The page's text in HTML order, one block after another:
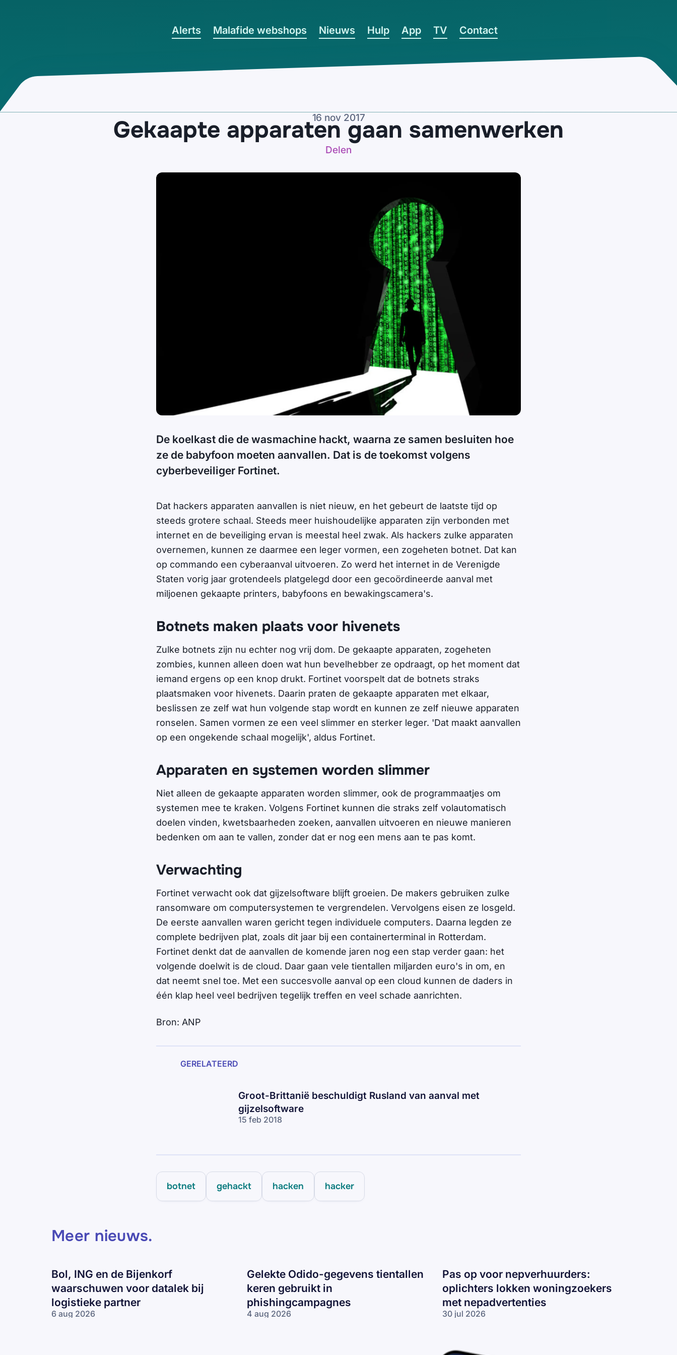
Alerts Malafide webshops Nieuws Hulp App TV Contact
16 nov 2017
Gekaapte apparaten gaan samenwerken
Delen
De koelkast die de wasmachine hackt, waarna ze samen besluiten hoe
ze de babyfoon moeten aanvallen. Dat is de toekomst volgens
cyberbeveiliger Fortinet.
Dat hackers apparaten aanvallen is niet nieuw, en het gebeurt de laatste tijd op
steeds grotere schaal. Steeds meer huishoudelijke apparaten zijn verbonden met
internet en de beveiliging ervan is meestal heel zwak. Als hackers zulke apparaten
overnemen, kunnen ze daarmee een leger vormen, een zogeheten botnet. Dat kan
op commando een cyberaanval uitvoeren. Zo werd het internet in de Verenigde
Staten vorig jaar grotendeels platgelegd door een gecoördineerde aanval met
miljoenen gekaapte printers, babyfoons en bewakingscamera's.
Botnets maken plaats voor hivenets
Zulke botnets zijn nu echter nog vrij dom. De gekaapte apparaten, zogeheten
zombies, kunnen alleen doen wat hun bevelhebber ze opdraagt, op het moment dat
iemand ergens op een knop drukt. Fortinet voorspelt dat de botnets straks
plaatsmaken voor hivenets. Daarin praten de gekaapte apparaten met elkaar,
beslissen ze zelf wat hun volgende stap wordt en kunnen ze zelf nieuwe apparaten
ronselen. Samen vormen ze een veel slimmer en sterker leger. 'Dat maakt aanvallen
op een ongekende schaal mogelijk', aldus Fortinet.
Apparaten en systemen worden slimmer
Niet alleen de gekaapte apparaten worden slimmer, ook de programmaatjes om
systemen mee te kraken. Volgens Fortinet kunnen die straks zelf volautomatisch
doelen vinden, kwetsbaarheden zoeken, aanvallen uitvoeren en nieuwe manieren
bedenken om aan te vallen, zonder dat er nog een mens aan te pas komt.
Verwachting
Fortinet verwacht ook dat gijzelsoftware blijft groeien. De makers gebruiken zulke
ransomware om computersystemen te vergrendelen. Vervolgens eisen ze losgeld.
De eerste aanvallen waren gericht tegen individuele computers. Daarna legden ze
complete bedrijven plat, zoals dit jaar bij een containerterminal in Rotterdam.
Fortinet denkt dat de aanvallen de komende jaren nog een stap verder gaan: het
volgende doelwit is de cloud. Daar gaan vele tientallen miljarden euro's in om, en
dat neemt snel toe. Met een succesvolle aanval op een cloud kunnen de daders in
één klap heel veel bedrijven tegelijk treffen en veel schade aanrichten.
Bron: ANP
GERELATEERD
Groot-Brittanië beschuldigt Rusland van aanval met
gijzelsoftware
15 feb 2018
botnet gehackt hacken hacker
Meer nieuws.
Bol, ING en de Bijenkorf
waarschuwen voor datalek bij
logistieke partner
6 aug 2026
Gelekte Odido-gegevens tientallen
keren gebruikt in
phishingcampagnes
4 aug 2026
Pas op voor nepverhuurders:
oplichters lokken woningzoekers
met nepadvertenties
30 jul 2026
lokken